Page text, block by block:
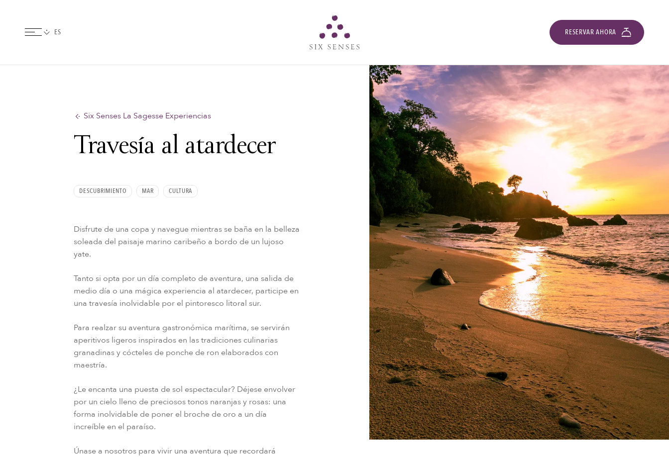
RESERVAR AHORA
Six Senses La Sagesse Experiencias
Travesía al atardecer
DESCUBRIMIENTO MAR CULTURA
Disfrute de una copa y navegue mientras se baña en la belleza
soleada del paisaje marino caribeño a bordo de un lujoso
yate.
Tanto si opta por un día completo de aventura, una salida de
medio día o una mágica experiencia al atardecer, participe en
una travesía inolvidable por el pintoresco litoral sur.
Para realzar su aventura gastronómica marítima, se servirán
aperitivos ligeros inspirados en las tradiciones culinarias
granadinas y cócteles de ponche de ron elaborados con
maestría.
¿Le encanta una puesta de sol espectacular? Déjese envolver
por un cielo lleno de preciosos tonos naranjas y rosas: una
forma inolvidable de poner el broche de oro a un día
increíble en el paraíso.
Únase a nosotros para vivir una aventura que recordará